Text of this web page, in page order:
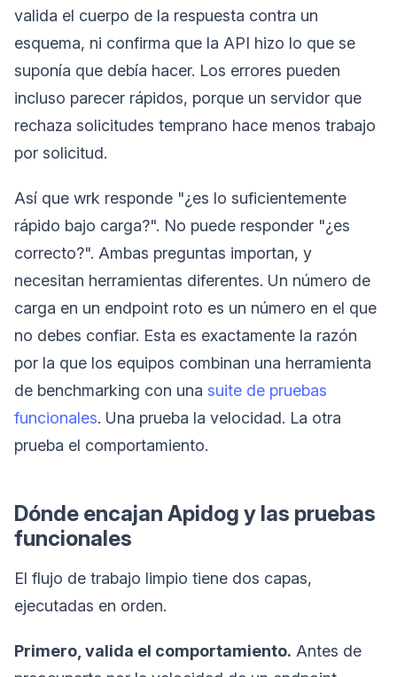
valida el cuerpo de la respuesta contra un
esquema, ni confirma que la API hizo lo que se
suponía que debía hacer. Los errores pueden
incluso parecer rápidos, porque un servidor que
rechaza solicitudes temprano hace menos trabajo
por solicitud.
Así que wrk responde "¿es lo suficientemente
rápido bajo carga?". No puede responder "¿es
correcto?". Ambas preguntas importan, y
necesitan herramientas diferentes. Un número de
carga en un endpoint roto es un número en el que
no debes confiar. Esta es exactamente la razón
por la que los equipos combinan una herramienta
de benchmarking con una suite de pruebas
funcionales. Una prueba la velocidad. La otra
prueba el comportamiento.
Dónde encajan Apidog y las pruebas
funcionales
El flujo de trabajo limpio tiene dos capas,
ejecutadas en orden.
Primero, valida el comportamiento. Antes de